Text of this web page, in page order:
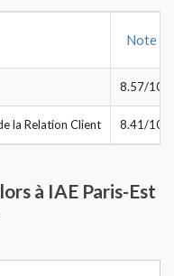
Note
8.57/10
la Relation Client 8.41/10
à IAE Paris-Est